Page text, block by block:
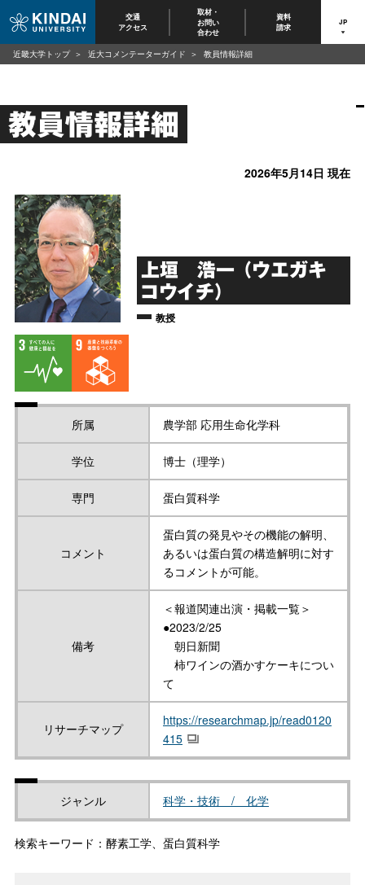
交通
アクセス
取材・
お問い
合わせ
資料
請求
JP
教員情報詳細
2026年5月14日 現在
上垣 浩一 （ウエガキ
コウイチ）
教授
所属 農学部 応用生命化学科
学位 博士（理学）
専門 蛋白質科学
コメント
蛋白質の発見やその機能の解明、
あるいは蛋白質の構造解明に対す
るコメントが可能。
備考
＜報道関連出演・掲載一覧＞
●2023/2/25
朝日新聞
柿ワインの酒かすケーキについ
て
リサーチマップ
https://researchmap.jp/read0120
415
ジャンル 科学・技術 / 化学
検索キーワード：酵素工学、蛋白質科学
近畿大学トップ 近大コメンテーターガイド 教員情報詳細